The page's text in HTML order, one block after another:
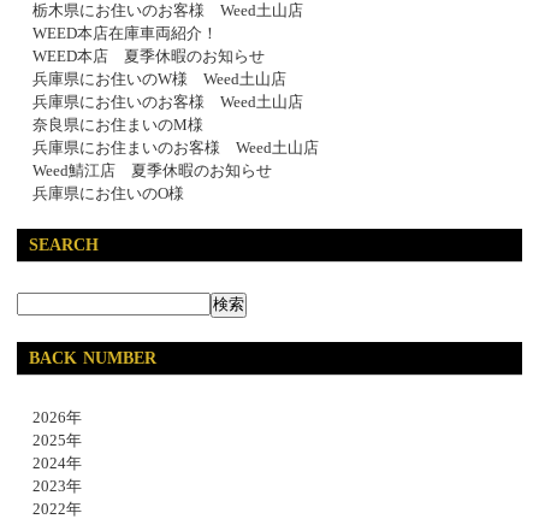
栃木県にお住いのお客様 Weed土山店
WEED本店在庫車両紹介！
WEED本店 夏季休暇のお知らせ
兵庫県にお住いのW様 Weed土山店
兵庫県にお住いのお客様 Weed土山店
奈良県にお住まいのM様
兵庫県にお住まいのお客様 Weed土山店
Weed鯖江店 夏季休暇のお知らせ
兵庫県にお住いのO様
SEARCH
BACK NUMBER
2026年
2025年
2024年
2023年
2022年